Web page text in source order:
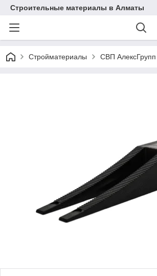
Строительные материалы в Алматы
Стройматериалы CВП